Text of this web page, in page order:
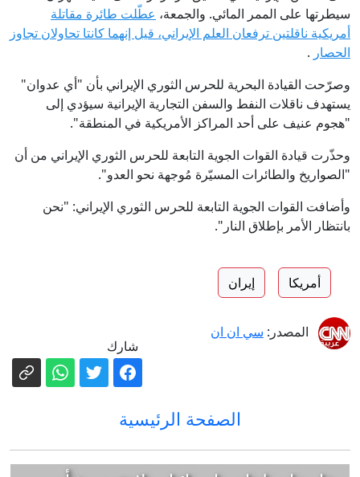
سيطرتها على الممر المائي. والجمعة، عطّلت طائرة مقاتلة
أمريكية ناقلتين ترفعان العلم الإيراني، قيل إنهما كانتا تحاولان تجاوز
الحصار .
وصرّحت القيادة البحرية للحرس الثوري الإيراني بأن "أي عدوان"
يستهدف ناقلات النفط والسفن التجارية الإيرانية سيؤدي إلى
"هجوم عنيف على أحد المراكز الأمريكية في المنطقة".
وحذّرت قيادة القوات الجوية التابعة للحرس الثوري الإيراني من أن
"الصواريخ والطائرات المسيّرة مُوجهة نحو العدو".
وأضافت القوات الجوية التابعة للحرس الثوري الإيراني: "نحن
بانتظار الأمر بإطلاق النار".
أمريكا إيران
المصدر: سي ان ان
شارك
الصفحة الرئيسية